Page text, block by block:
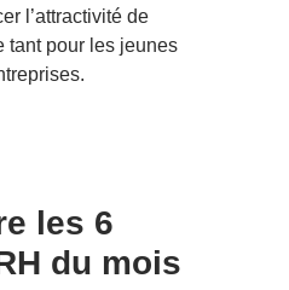
l’attractivité de
tant pour les jeunes
les 6
du mois